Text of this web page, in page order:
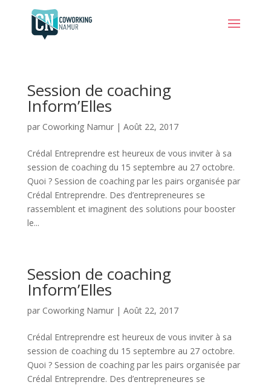
Session de coaching
Inform’Elles
par Coworking Namur| Août 22, 2017
Crédal Entreprendre est heureux de vous inviter à sa
session de coaching du 15 septembre au 27 octobre.
Quoi ? Session de coaching par les pairs organisée par
Crédal Entreprendre. Des d’entrepreneures se
rassemblent et imaginent des solutions pour booster
le...
Session de coaching
Inform’Elles
par Coworking Namur| Août 22, 2017
Crédal Entreprendre est heureux de vous inviter à sa
session de coaching du 15 septembre au 27 octobre.
Quoi ? Session de coaching par les pairs organisée par
Crédal Entreprendre. Des d’entrepreneures se